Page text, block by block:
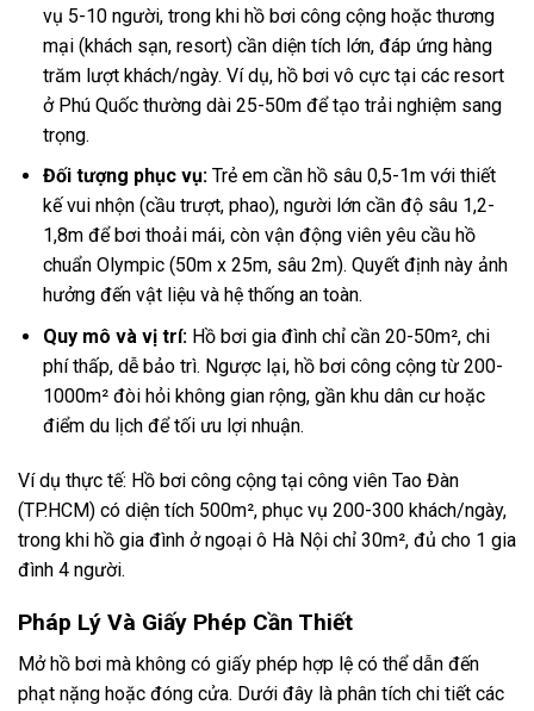
vụ 5-10 người, trong khi hồ bơi công cộng hoặc thương
mại (khách sạn, resort) cần diện tích lớn, đáp ứng hàng
trăm lượt khách/ngày. Ví dụ, hồ bơi vô cực tại các resort
ở Phú Quốc thường dài 25-50m để tạo trải nghiệm sang
trọng.
Đối tượng phục vụ:Trẻ em cần hồ sâu 0,5-1m với thiết
kế vui nhộn (cầu trượt, phao), người lớn cần độ sâu 1,2-
1,8m để bơi thoải mái, còn vận động viên yêu cầu hồ
chuẩn Olympic (50m x 25m, sâu 2m). Quyết định này ảnh
hưởng đến vật liệu và hệ thống an toàn.
Quy mô và vị trí:Hồ bơi gia đình chỉ cần 20-50m², chi
phí thấp, dễ bảo trì. Ngược lại, hồ bơi công cộng từ 200-
1000m² đòi hỏi không gian rộng, gần khu dân cư hoặc
điểm du lịch để tối ưu lợi nhuận.
Ví dụ thực tế: Hồ bơi công cộng tại công viên Tao Đàn
(TP.HCM) có diện tích 500m², phục vụ 200-300 khách/ngày,
trong khi hồ gia đình ở ngoại ô Hà Nội chỉ 30m², đủ cho 1 gia
đình 4 người.
Pháp Lý Và Giấy Phép Cần Thiết
Mở hồ bơi mà không có giấy phép hợp lệ có thể dẫn đến
phạt nặng hoặc đóng cửa. Dưới đây là phân tích chi tiết các